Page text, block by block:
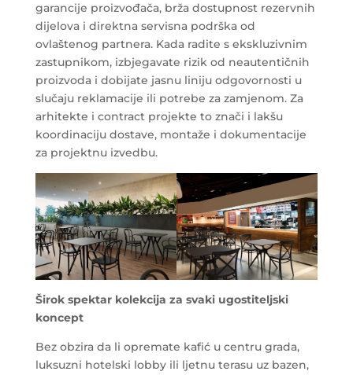
garancije proizvođača, brža dostupnost rezervnih
dijelova i direktna servisna podrška od
ovlaštenog partnera. Kada radite s ekskluzivnim
zastupnikom, izbjegavate rizik od neautentičnih
proizvoda i dobijate jasnu liniju odgovornosti u
slučaju reklamacije ili potrebe za zamjenom. Za
arhitekte i contract projekte to znači i lakšu
koordinaciju dostave, montaže i dokumentacije
za projektnu izvedbu.
Širok spektar kolekcija za svaki ugostiteljski
koncept
Bez obzira da li opremate kafić u centru grada,
luksuzni hotelski lobby ili ljetnu terasu uz bazen,